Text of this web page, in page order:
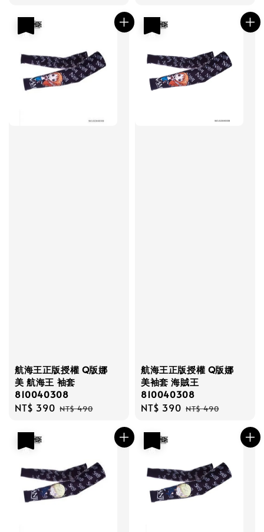
航海王正版授權 Q版娜
美 航海王 袖套
810040308
Sale
NT$ 390 Regular
NT$ 490
航海王正版授權 Q版娜
美袖套 海賊王
810040308
Sale
NT$ 390 Regular
NT$ 490